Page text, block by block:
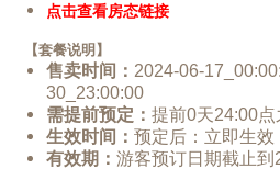
点击查看房态链接
【套餐说明】
售卖时间： 2024-06-
30_23:00:00
需提前预定：提前0天24:00点
生效时间：预定后：立即生效
有效期：游客预订日期截止